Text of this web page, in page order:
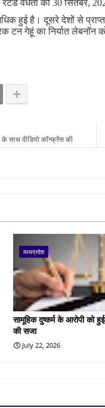
रेटेड वैधता को 30 सितंबर,
हुई है। दूसरे देशों से
टन गेहूं का निर्यात लेबनॉन
के साथ वीडियो कॉन्‍फ्रेंस की
मध्यप्रदेश
सामूहिक दुष्कर्म के आरोपी को
की सजा
July 22, 2026